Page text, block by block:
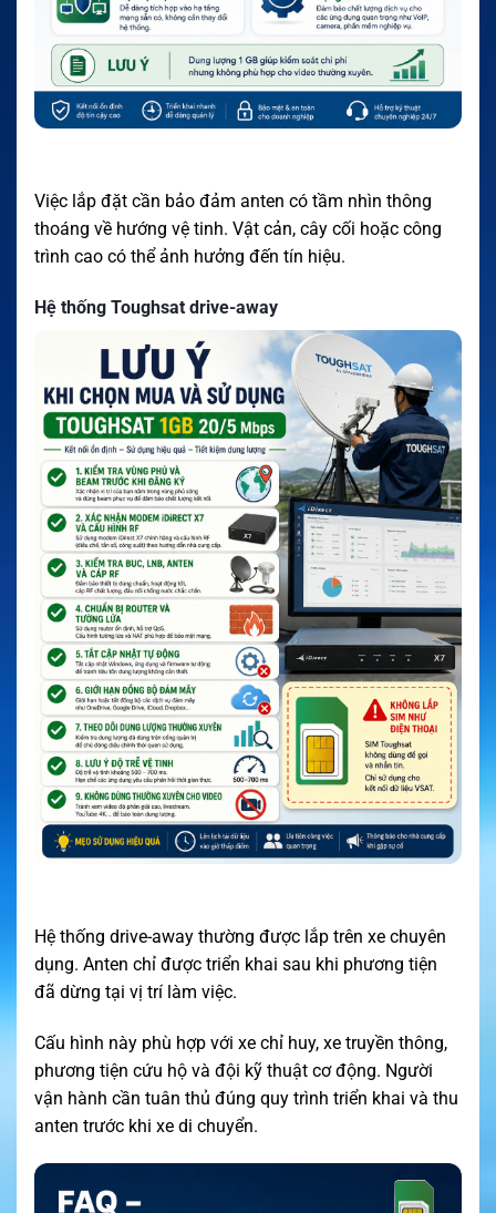
Việc lắp đặt cần bảo đảm anten có tầm nhìn thông
thoáng về hướng vệ tinh. Vật cản, cây cối hoặc công
trình cao có thể ảnh hưởng đến tín hiệu.
Hệ thống Toughsat drive-away
Hệ thống drive-away thường được lắp trên xe chuyên
dụng. Anten chỉ được triển khai sau khi phương tiện
đã dừng tại vị trí làm việc.
Cấu hình này phù hợp với xe chỉ huy, xe truyền thông,
phương tiện cứu hộ và đội kỹ thuật cơ động. Người
vận hành cần tuân thủ đúng quy trình triển khai và thu
anten trước khi xe di chuyển.